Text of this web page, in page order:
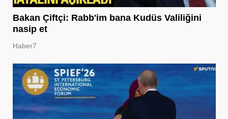
Bakan Çiftçi: Rabb'im bana Kudüs Valiliğini
nasip et
Haber7